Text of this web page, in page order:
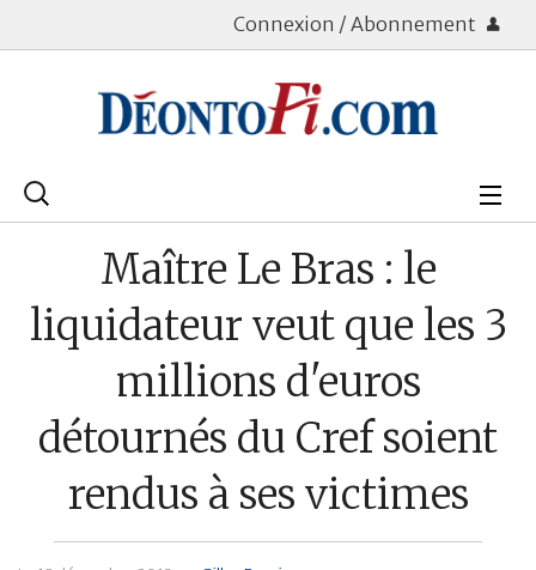
Connexion / Abonnement
Rechercher
Bourse
Placements
Maître Le Bras : le
liquidateur veut que les 3
millions d'euros
détournés du Cref soient
rendus à ses victimes